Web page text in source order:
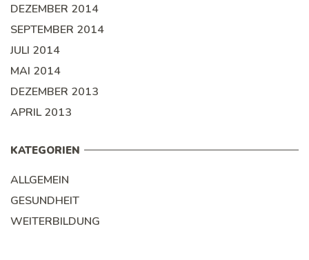
DEZEMBER 2014
SEPTEMBER 2014
JULI 2014
MAI 2014
DEZEMBER 2013
APRIL 2013
KATEGORIEN
ALLGEMEIN
GESUNDHEIT
WEITERBILDUNG